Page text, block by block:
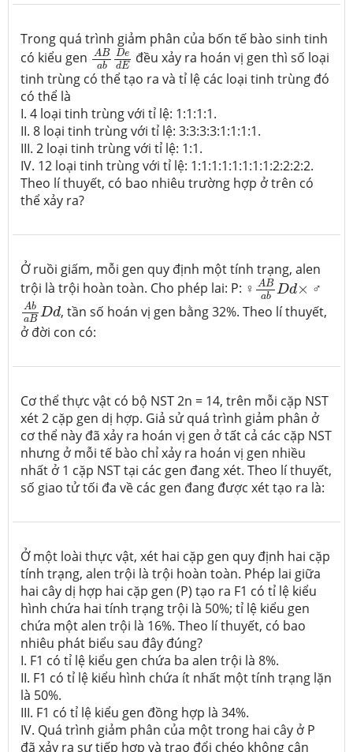
Trong quá trình giảm phân của bốn tế bào sinh tinh
có kiểu gen
AB
ab
De
dE
ABabDedE
đều xảy ra hoán vị gen thì số loại
tinh trùng có thể tạo ra và tỉ lệ các loại tinh trùng đó
có thể là
I. 4 loại tinh trùng với tỉ lệ: 1:1:1:1.
II. 8 loại tinh trùng với tỉ lệ: 3:3:3:3:1:1:1:1.
III. 2 loại tinh trùng với tỉ lệ: 1:1.
IV. 12 loại tinh trùng với tỉ lệ: 1:1:1:1:1:1:1:1:2:2:2:2.
Theo lí thuyết, có bao nhiêu trường hợp ở trên có
thể xảy ra?
Ở ruồi giấm, mỗi gen quy định một tính trạng, alen
trội là trội hoàn toàn. Cho phép lai: P: ♀ AB
ab Dd×
ABabDd×
♂
Ab
aB Dd
Ab aB D d
, tần số hoán vị gen bằng 32%. Theo lí thuyết,
ở đời con có:
Cơ thể thực vật có bộ NST 2n = 14, trên mỗi cặp NST
xét 2 cặp gen dị hợp. Giả sử quá trình giảm phân ở
cơ thể này đã xảy ra hoán vị gen ở tất cả các cặp NST
nhưng ở mỗi tế bào chỉ xảy ra hoán vị gen nhiều
nhất ở 1 cặp NST tại các gen đang xét. Theo lí thuyết,
số giao tử tối đa về các gen đang được xét tạo ra là:
Ở một loài thực vật, xét hai cặp gen quy định hai cặp
tính trạng, alen trội là trội hoàn toàn. Phép lai giữa
hai cây dị hợp hai cặp gen (P) tạo ra F1 có tỉ lệ kiểu
hình chứa hai tính trạng trội là 50%; tỉ lệ kiểu gen
chứa một alen trội là 16%. Theo lí thuyết, có bao
nhiêu phát biểu sau đây đúng?
I. F1 có tỉ lệ kiểu gen chứa ba alen trội là 8%.
II. F1 có tỉ lệ kiểu hình chứa ít nhất một tính trạng lặn
là 50%.
III. F1 có tỉ lệ kiểu gen đồng hợp là 34%.
IV. Quá trình giảm phân của một trong hai cây ở P
đã xảy ra sự tiếp hợp và trao đổi chéo không cân